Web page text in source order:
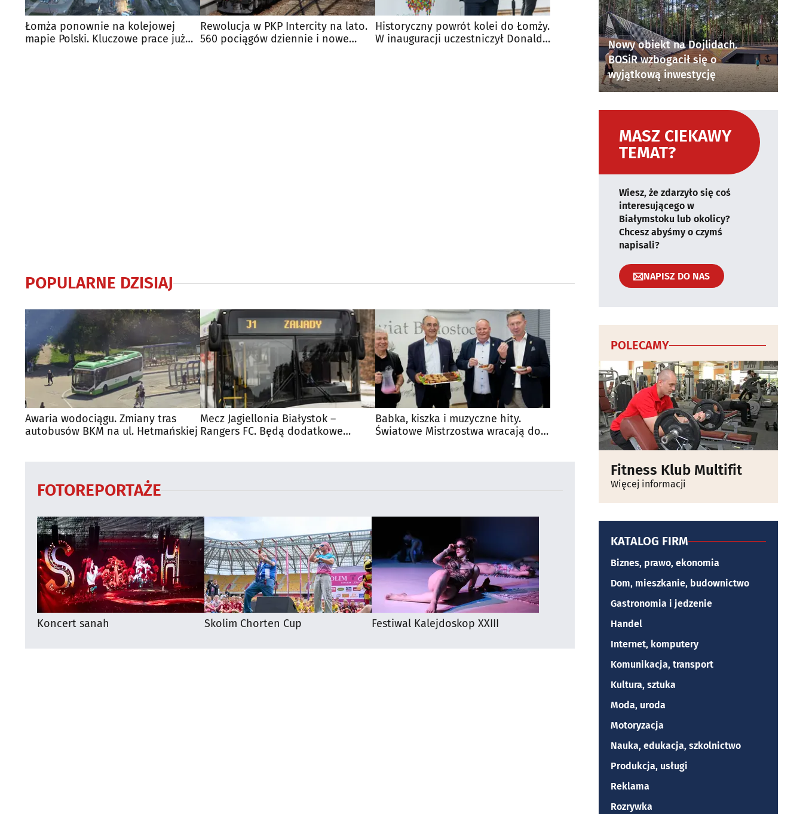
Łomża ponownie na kolejowej
mapie Polski. Kluczowe prace już
Rewolucja w PKP Intercity na lato.
560 pociągów dziennie i nowe
Historyczny powrót kolei do Łomży.
W inauguracji uczestniczył Donald
POPULARNE DZISIAJ
Awaria wodociągu. Zmiany tras
autobusów BKM na ul. Hetmańskiej
Mecz Jagiellonia Białystok –
Rangers FC. Będą dodatkowe
Babka, kiszka i muzyczne hity.
Światowe Mistrzostwa wracają do
FOTOREPORTAŻE
Koncert sanah Skolim Chorten Cup Festiwal Kalejdoskop XXIII
Nowy obiekt na Dojlidach.
BOSiR wzbogacił się o
wyjątkową inwestycję
MASZ CIEKAWY
TEMAT?
Wiesz, że zdarzyło się coś
interesującego w
Białymstoku lub okolicy?
Chcesz abyśmy o czymś
napisali?
NAPISZ DO NAS
POLECAMY
Fitness Klub Multifit
Więcej informacji
KATALOG FIRM
Biznes, prawo, ekonomia
Dom, mieszkanie, budownictwo
Gastronomia i jedzenie
Handel
Internet, komputery
Komunikacja, transport
Kultura, sztuka
Moda, uroda
Motoryzacja
Nauka, edukacja, szkolnictwo
Produkcja, usługi
Reklama
Rozrywka